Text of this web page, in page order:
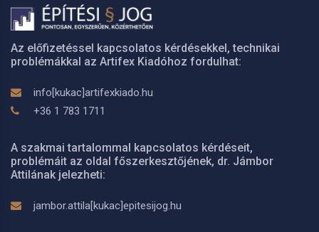
Az előfizetéssel kapcsolatos kérdésekkel, technikai
problémákkal az Artifex Kiadóhoz fordulhat:
info[kukac]artifexkiado.hu
+36 1 783 1711
A szakmai tartalommal kapcsolatos kérdéseit,
problémáit az oldal főszerkesztőjének, dr. Jámbor
Attilának jelezheti:
jambor.attila[kukac]epitesijog.hu